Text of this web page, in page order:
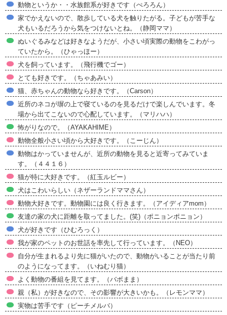
動物というか・・水族館系が好きです（ぺろろん）
家でかえないので、散歩している犬を触りたがる。子どもが苦手な
犬もいるだろうから気をつけないとね。（静岡ママ）
ぬいぐるみなどは好きなようだが、小さい頃実際の動物をこわがっ
ていたから。（ひゃっほー）
犬を飼っています。（飛行機でゴー）
とても好きです。（ちゃあみい）
猫、赤ちゃんの動物なら好きです。（Carson）
近所のネコが塀の上で寝ているのを見るだけで楽しんでいます。冬
場から出てこないので心配しています。（マリハハ）
怖がりなので。（AYAKAHIME）
動物全般小さい頃から大好きです。（こーじん）
動物はかっていませんが、近所の動物を見ると近寄ってみていま
す。（４４１６）
猫が特に大好きです。（紅玉ルビー）
犬はこわいらしい（ネザーランドママさん）
動物大好きです。動物園には良く行きます。（アイディアmom）
友達の家の犬に距離を取ってました。(笑)（ポニョンポニョン）
犬が好きです（ひむろっく）
我が家のペットのお世話を率先して行っています。（NEO）
自分が生まれるより先に猫がいたので、動物がいることが当たり前
のようになってます。（いねむり猫）
よく動物の番組を見てます。（バボまま）
親（私）が好きなので、その影響が大きいかも。（レモンママ）
実物は苦手です（ピーチメルバ）